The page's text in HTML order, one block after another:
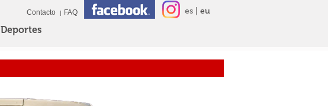
Deportes
Contacto FAQ es eu